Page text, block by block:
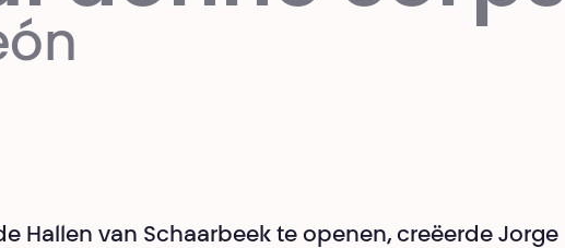
Hallen van Schaarbeek te openen, creëerde Jorge